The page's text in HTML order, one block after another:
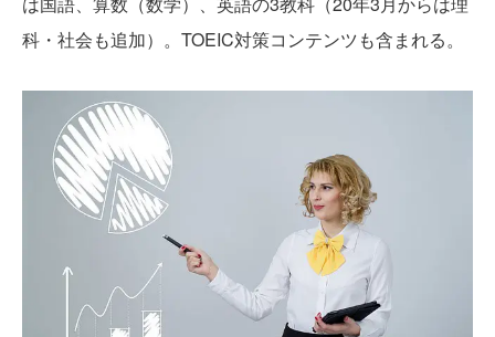
科・社会も追加）。TOEIC対策コンテンツも含まれる。